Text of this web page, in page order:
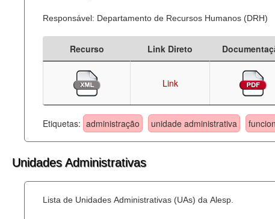
Responsável: Departamento de Recursos Humanos (DRH)
Recurso Link Direto
Link
Etiquetas: administração unidade administrativa
Unidades Administrativas
Lista de Unidades Administrativas (UAs) da Alesp.